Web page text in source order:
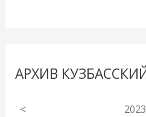
АРХИВ
< 2023